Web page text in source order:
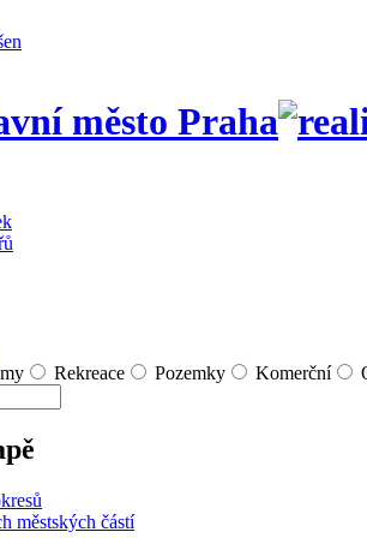
město Praha
Rekreace Pozemky Komerční
městských částí